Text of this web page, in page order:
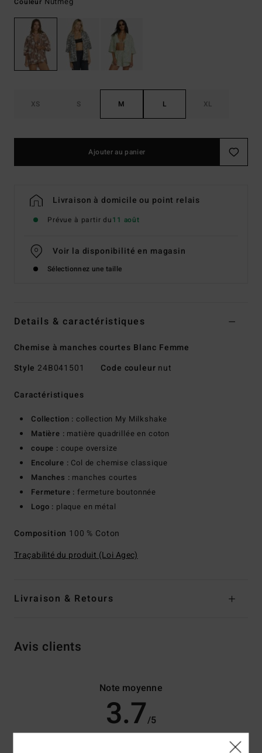
XS S M L XL
Ajouter au panier
Livraison à domicile ou point relais
Prévue à partir du11 août
Voir la disponibilité en magasin
Sélectionnez une taille
Details & caractéristiques
Chemise à manches courtes Blanc Femme
Style 24B041501 Code couleur nut
Caractéristiques
Collection : collection My Milkshake
Matière : matière quadrillée en coton
coupe : coupe oversize
Encolure : Col de chemise classique
Manches : manches courtes
Fermeture : fermeture boutonnée
Logo : plaque en métal
Composition 100 % Coton
Traçabilité du produit (Loi Agec)
Livraison & Retours
Avis clients
Note moyenne
3.7/5